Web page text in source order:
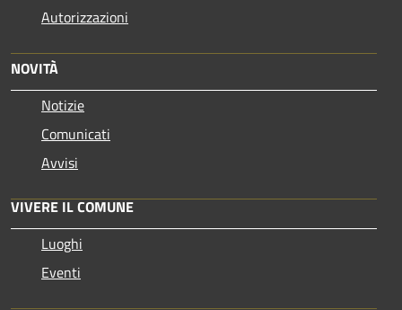
Autorizzazioni
NOVITÀ
Notizie
Comunicati
Avvisi
VIVERE IL COMUNE
Luoghi
Eventi